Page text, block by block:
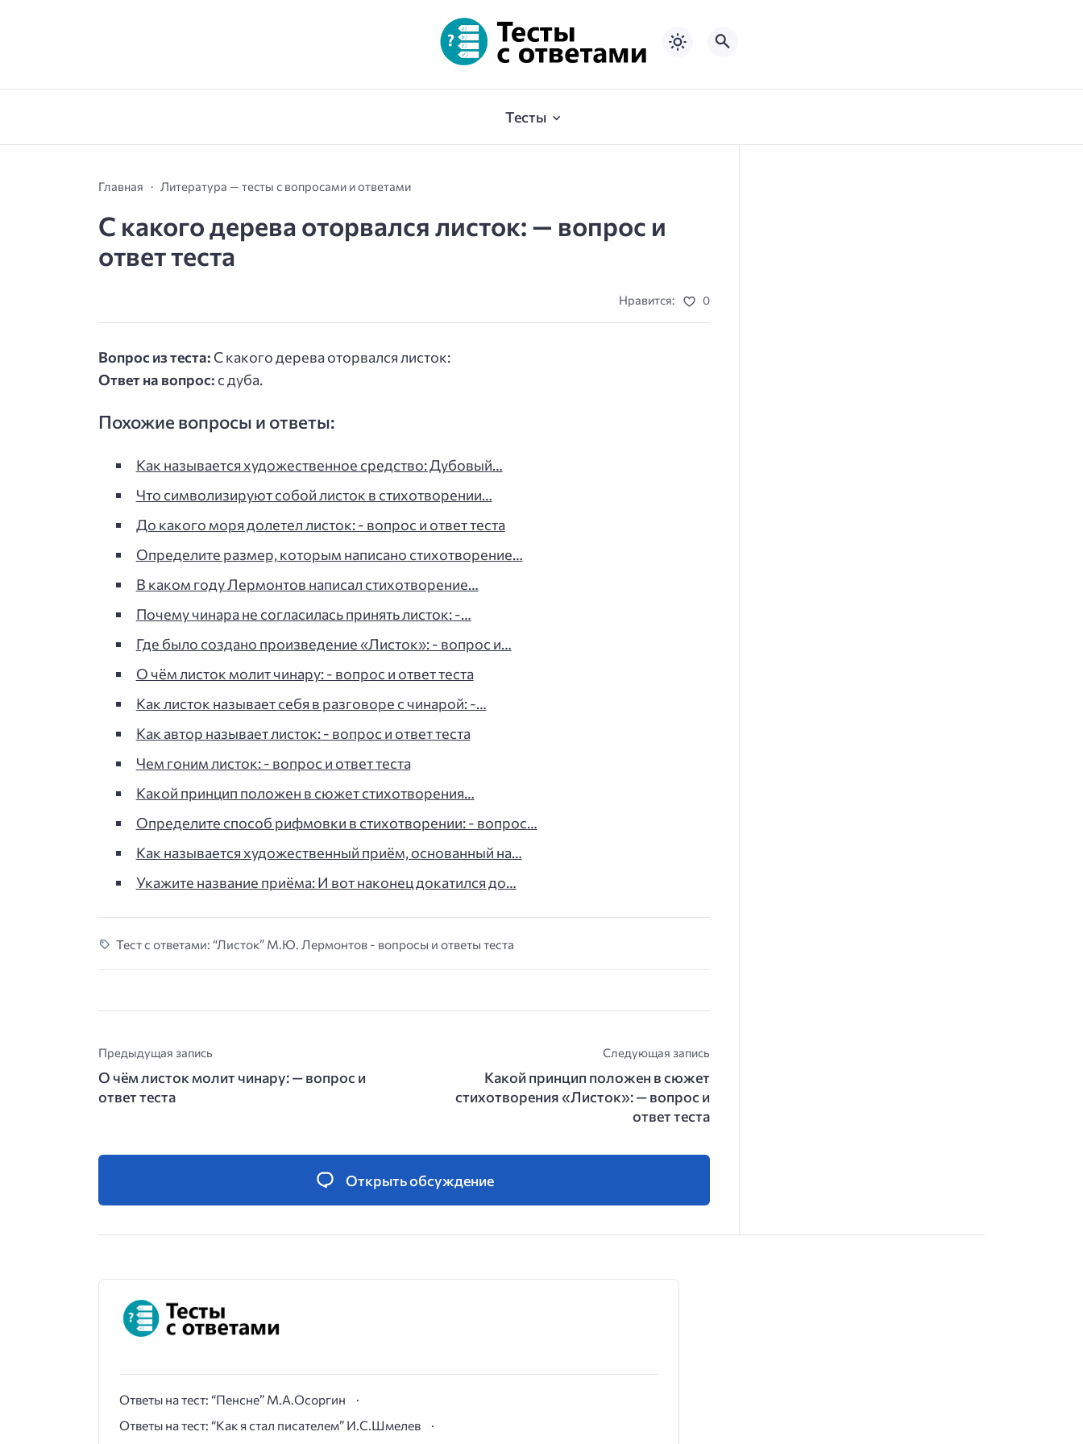
Тесты
Главная Литература — тесты с вопросами и ответами
С какого дерева оторвался листок: — вопрос и
ответ теста
Нравится: 0
Вопрос из теста: С какого дерева оторвался листок:
Ответ на вопрос: с дуба.
Похожие вопросы и ответы:
Как называется художественное средство: Дубовый…
Что символизируют собой листок в стихотворении…
До какого моря долетел листок: - вопрос и ответ теста
Определите размер, которым написано стихотворение…
В каком году Лермонтов написал стихотворение…
Почему чинара не согласилась принять листок: -…
Где было создано произведение «Листок»: - вопрос и…
О чём листок молит чинару: - вопрос и ответ теста
Как листок называет себя в разговоре с чинарой: -…
Как автор называет листок: - вопрос и ответ теста
Чем гоним листок: - вопрос и ответ теста
Какой принцип положен в сюжет стихотворения…
Определите способ рифмовки в стихотворении: - вопрос…
Как называется художественный приём, основанный на…
Укажите название приёма: И вот наконец докатился до…
Тест с ответами: “Листок” М.Ю. Лермонтов - вопросы и ответы теста
Предыдущая запись
О чём листок молит чинару: — вопрос и
ответ теста
Следующая запись
Какой принцип положен в сюжет
стихотворения «Листок»: — вопрос и
ответ теста
Открыть обсуждение
Ответы на тест: “Пенсне” М.А.Осоргин
Ответы на тест: “Как я стал писателем” И.С.Шмелев